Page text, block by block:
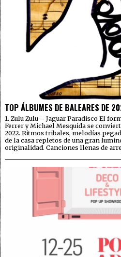
TOP ÁLBUMES DE BALEARES DE
1. Zulu Zulu – Jaguar Paradisco El
Ferrer y Michael Mesquida se
2022. Ritmos tribales, melodías
de la casa repletos de una gran
originalidad. Canciones llenas de